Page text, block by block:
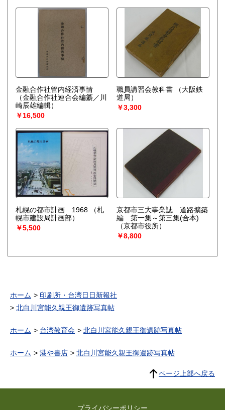
金融合作社管内経済事情
（金融合作社連合会編纂／川
崎辰雄編輯）
￥16,500
職員講習会教科書
（大阪鉄
道局）
￥3,300
札幌の都市計画 1968
（札
幌市建設局計画部）
￥5,500
京都市三大事業誌 道路擴築
編 第一集～第三集(合本)
（京都市役所）
￥8,800
ホーム
印刷所・台湾日日新報社
北白川宮能久親王御遺跡写真帖
ホーム 台湾教育会 北白川宮能久親王御遺跡写真帖
ホーム 港や書店 北白川宮能久親王御遺跡写真帖
ページ上部へ戻る
プライバシーポリシー